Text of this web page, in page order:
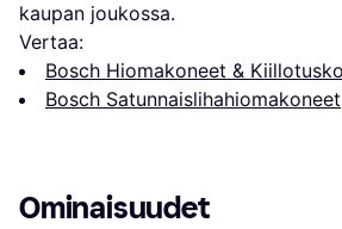
kaupan joukossa.
Vertaa:
Bosch Hiomakoneet &
Bosch Satunnaislihahiomakoneet
Ominaisuudet